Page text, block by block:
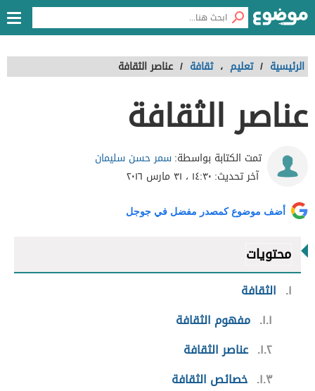
الرئيسية / تعليم ، ثقافة / عناصر الثقافة
عناصر الثقافة
تمت الكتابة بواسطة:سمر حسن سليمان
آخر تحديث: ١٤:٣٠ ، ٣١ مارس ٢٠١٦
أضف موضوع كمصدر مفضل في جوجل
محتويات
١
الثقافة
١.١ مفهوم الثقافة
١.٢ عناصر الثقافة
١.٣ خصائص الثقافة